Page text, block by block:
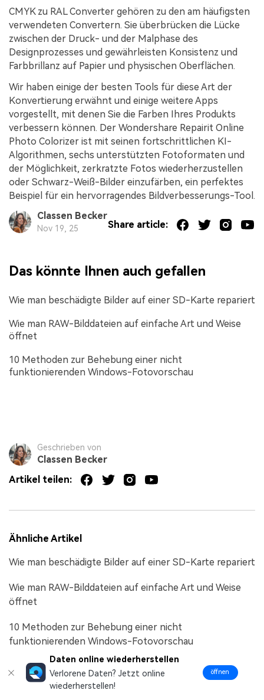
CMYK zu RAL Converter gehören zu den am häufigsten
verwendeten Convertern. Sie überbrücken die Lücke
zwischen der Druck- und der Malphase des
Designprozesses und gewährleisten Konsistenz und
Farbbrillanz auf Papier und physischen Oberflächen.
Wir haben einige der besten Tools für diese Art der
Konvertierung erwähnt und einige weitere Apps
vorgestellt, mit denen Sie die Farben Ihres Produkts
verbessern können. Der Wondershare Repairit Online
Photo Colorizer ist mit seinen fortschrittlichen KI-
Algorithmen, sechs unterstützten Fotoformaten und
der Möglichkeit, zerkratzte Fotos wiederherzustellen
oder Schwarz-Weiß-Bilder einzufärben, ein perfektes
Beispiel für ein hervorragendes Bildverbesserungs-Tool.
Classen Becker
Nov 19, 25 Share article:
Das könnte Ihnen auch gefallen
Wie man beschädigte Bilder auf einer SD-Karte repariert
Wie man RAW-Bilddateien auf einfache Art und Weise
öffnet
10 Methoden zur Behebung einer nicht
funktionierenden Windows-Fotovorschau
Geschrieben von
Classen Becker
Artikel teilen:
Ähnliche Artikel
Wie man beschädigte Bilder auf einer SD-Karte repariert
Wie man RAW-Bilddateien auf einfache Art und Weise
öffnet
10 Methoden zur Behebung einer nicht
funktionierenden Windows-Fotovorschau
Daten online wiederherstellen
Verlorene Daten? Jetzt online
wiederherstellen!
öffnen